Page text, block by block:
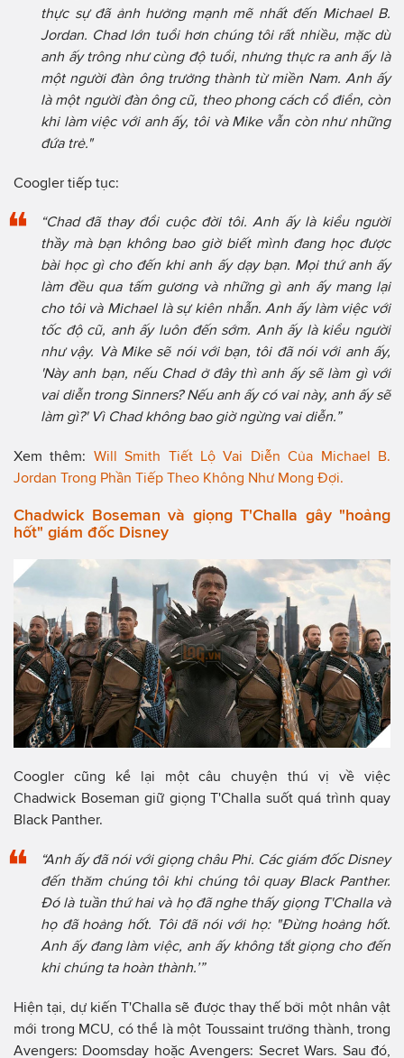
thực sự đã ảnh hưởng mạnh mẽ nhất đến Michael B.
Jordan. Chad lớn tuổi hơn chúng tôi rất nhiều, mặc dù
anh ấy trông như cùng độ tuổi, nhưng thực ra anh ấy là
một người đàn ông trưởng thành từ miền Nam. Anh ấy
là một người đàn ông cũ, theo phong cách cổ điển, còn
khi làm việc với anh ấy, tôi và Mike vẫn còn như những
đứa trẻ."
Coogler tiếp tục:
“Chad đã thay đổi cuộc đời tôi. Anh ấy là kiểu người
thầy mà bạn không bao giờ biết mình đang học được
bài học gì cho đến khi anh ấy dạy bạn. Mọi thứ anh ấy
làm đều qua tấm gương và những gì anh ấy mang lại
cho tôi và Michael là sự kiên nhẫn. Anh ấy làm việc với
tốc độ cũ, anh ấy luôn đến sớm. Anh ấy là kiểu người
như vậy. Và Mike sẽ nói với bạn, tôi đã nói với anh ấy,
'Này anh bạn, nếu Chad ở đây thì anh ấy sẽ làm gì với
vai diễn trong Sinners? Nếu anh ấy có vai này, anh ấy sẽ
làm gì?' Vì Chad không bao giờ ngừng vai diễn.”
Xem thêm: Will Smith Tiết Lộ Vai Diễn Của Michael B.
Jordan Trong Phần Tiếp Theo Không Như Mong Đợi.
Chadwick Boseman và giọng T'Challa gây "hoảng
hốt" giám đốc Disney
Coogler cũng kể lại một câu chuyện thú vị về việc
Chadwick Boseman giữ giọng T'Challa suốt quá trình quay
Black Panther.
“Anh ấy đã nói với giọng châu Phi. Các giám đốc Disney
đến thăm chúng tôi khi chúng tôi quay Black Panther.
Đó là tuần thứ hai và họ đã nghe thấy giọng T'Challa và
họ đã hoảng hốt. Tôi đã nói với họ: "Đừng hoảng hốt.
Anh ấy đang làm việc, anh ấy không tắt giọng cho đến
khi chúng ta hoàn thành.’”
Hiện tại, dự kiến T'Challa sẽ được thay thế bởi một nhân vật
mới trong MCU, có thể là một Toussaint trưởng thành, trong
Avengers: Doomsday hoặc Avengers: Secret Wars. Sau đó,